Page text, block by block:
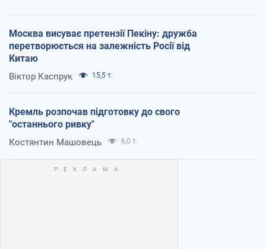
Москва висуває претензії Пекіну: дружба
перетворюється на залежність Росії від
Китаю
Віктор Каспрук 15,5 т.
Кремль розпочав підготовку до свого
"останнього ривку"
Костянтин Машовець 6,0 т.